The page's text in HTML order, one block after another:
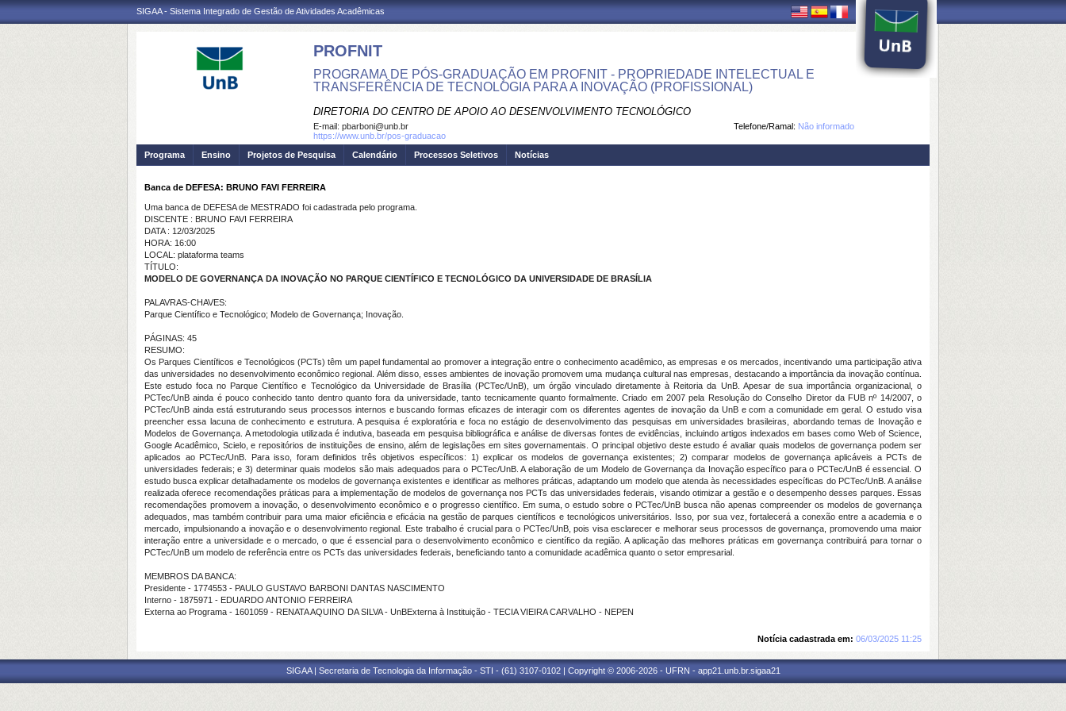
SIGAA - Sistema Integrado de Gestão de Atividades Acadêmicas
PROFNIT
PROGRAMA DE PÓS-GRADUAÇÃO EM PROFNIT - PROPRIEDADE INTELECTUAL E
TRANSFERÊNCIA DE TECNOLOGIA PARA A INOVAÇÃO (PROFISSIONAL)
DIRETORIA DO CENTRO DE APOIO AO DESENVOLVIMENTO TECNOLÓGICO
Telefone/Ramal: Não informado
E-mail: pbarboni@unb.br
https://www.unb.br/pos-graduacao
Programa
Ensino Projetos de Pesquisa Calendário Processos Seletivos Notícias
Banca de DEFESA: BRUNO FAVI FERREIRA
Uma banca de DEFESA de MESTRADO foi cadastrada pelo programa.
DISCENTE : BRUNO FAVI FERREIRA
DATA : 12/03/2025
HORA: 16:00
LOCAL: plataforma teams
TÍTULO:
MODELO DE GOVERNANÇA DA INOVAÇÃO NO PARQUE CIENTÍFICO E TECNOLÓGICO DA UNIVERSIDADE DE BRASÍLIA
PALAVRAS-CHAVES:
Parque Científico e Tecnológico; Modelo de Governança; Inovação.
PÁGINAS: 45
RESUMO:
Os Parques Científicos e Tecnológicos (PCTs) têm um papel fundamental ao promover a integração entre o conhecimento acadêmico, as empresas e os mercados, incentivando uma participação ativa
das universidades no desenvolvimento econômico regional. Além disso, esses ambientes de inovação promovem uma mudança cultural nas empresas, destacando a importância da inovação contínua.
Este estudo foca no Parque Científico e Tecnológico da Universidade de Brasília (PCTec/UnB), um órgão vinculado diretamente à Reitoria da UnB. Apesar de sua importância organizacional, o
PCTec/UnB ainda é pouco conhecido tanto dentro quanto fora da universidade, tanto tecnicamente quanto formalmente. Criado em 2007 pela Resolução do Conselho Diretor da FUB nº 14/2007, o
PCTec/UnB ainda está estruturando seus processos internos e buscando formas eficazes de interagir com os diferentes agentes de inovação da UnB e com a comunidade em geral. O estudo visa
preencher essa lacuna de conhecimento e estrutura. A pesquisa é exploratória e foca no estágio de desenvolvimento das pesquisas em universidades brasileiras, abordando temas de Inovação e
Modelos de Governança. A metodologia utilizada é indutiva, baseada em pesquisa bibliográfica e análise de diversas fontes de evidências, incluindo artigos indexados em bases como Web of Science,
Google Acadêmico, Scielo, e repositórios de instituições de ensino, além de legislações em sites governamentais. O principal objetivo deste estudo é avaliar quais modelos de governança podem ser
aplicados ao PCTec/UnB. Para isso, foram definidos três objetivos específicos: 1) explicar os modelos de governança existentes; 2) comparar modelos de governança aplicáveis a PCTs de
universidades federais; e 3) determinar quais modelos são mais adequados para o PCTec/UnB. A elaboração de um Modelo de Governança da Inovação específico para o PCTec/UnB é essencial. O
estudo busca explicar detalhadamente os modelos de governança existentes e identificar as melhores práticas, adaptando um modelo que atenda às necessidades específicas do PCTec/UnB. A análise
realizada oferece recomendações práticas para a implementação de modelos de governança nos PCTs das universidades federais, visando otimizar a gestão e o desempenho desses parques. Essas
recomendações promovem a inovação, o desenvolvimento econômico e o progresso científico. Em suma, o estudo sobre o PCTec/UnB busca não apenas compreender os modelos de governança
adequados, mas também contribuir para uma maior eficiência e eficácia na gestão de parques científicos e tecnológicos universitários. Isso, por sua vez, fortalecerá a conexão entre a academia e o
mercado, impulsionando a inovação e o desenvolvimento regional. Este trabalho é crucial para o PCTec/UnB, pois visa esclarecer e melhorar seus processos de governança, promovendo uma maior
interação entre a universidade e o mercado, o que é essencial para o desenvolvimento econômico e científico da região. A aplicação das melhores práticas em governança contribuirá para tornar o
PCTec/UnB um modelo de referência entre os PCTs das universidades federais, beneficiando tanto a comunidade acadêmica quanto o setor empresarial.
MEMBROS DA BANCA:
Presidente - 1774553 - PAULO GUSTAVO BARBONI DANTAS NASCIMENTO
Interno - 1875971 - EDUARDO ANTONIO FERREIRA
Externa ao Programa - 1601059 - RENATA AQUINO DA SILVA - UnBExterna à Instituição - TECIA VIEIRA CARVALHO - NEPEN
Notícia cadastrada em: 06/03/2025 11:25
SIGAA | Secretaria de Tecnologia da Informação - STI - (61) 3107-0102 | Copyright © 2006-2026 - UFRN - app21.unb.br.sigaa21